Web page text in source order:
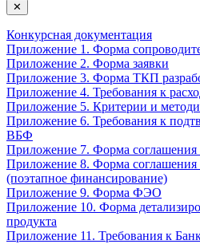
✕
Конкурсная документация
Приложение 1. Форма
Приложение 2. Форма заявки
Приложение 3. Форма ТКП
Приложение 4. Требования к
Приложение 5. Критерии и
Приложение 6. Требования к
ВБФ
Приложение 7. Форма соглашения
Приложение 8. Форма соглашения
(поэтапное финансирование)
Приложение 9. Форма ФЭО
Приложение 10. Форма
продукта
Приложение 11. Требования к